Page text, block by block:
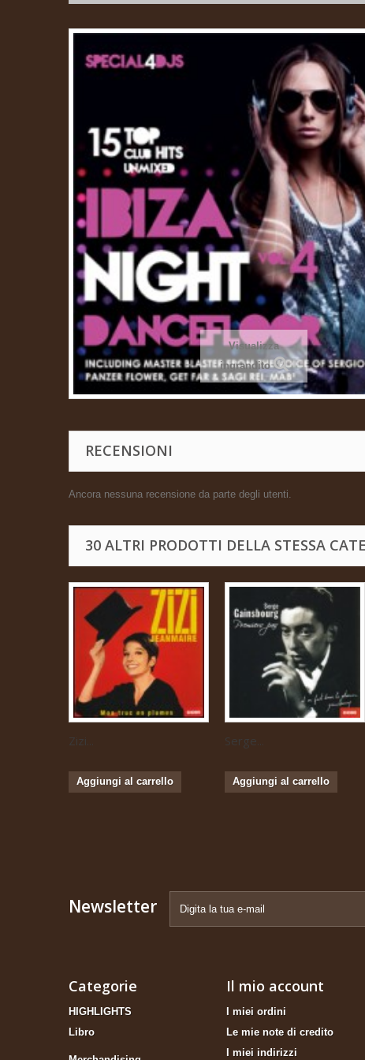
Visualizza
ingrandito
RECENSIONI
Ancora nessuna recensione da parte degli utenti.
30 ALTRI PRODOTTI DELLA STESSA
Zizi...
Aggiungi al carrello
Serge...
Aggiungi al carrello
Newsletter
Categorie
HIGHLIGHTS
Libro
Il mio account
I miei ordini
Le mie note di credito
I miei indirizzi